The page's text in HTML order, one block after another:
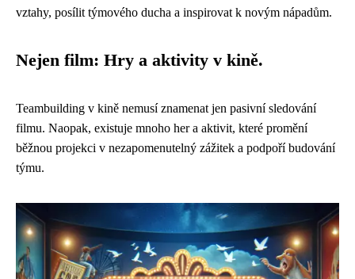
vztahy, posílit týmového ducha a inspirovat k novým nápadům.
Nejen film: Hry a aktivity v kině.
Teambuilding v kině nemusí znamenat jen pasivní sledování
filmu. Naopak, existuje mnoho her a aktivit, které promění
běžnou projekci v nezapomenutelný zážitek a podpoří budování
týmu.